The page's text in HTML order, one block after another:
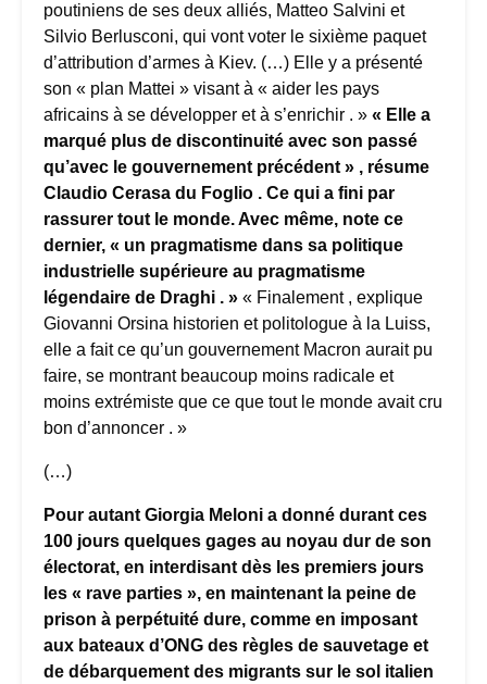
poutiniens de ses deux alliés, Matteo Salvini et
Silvio Berlusconi, qui vont voter le sixième paquet
d’attribution d’armes à Kiev. (…) Elle y a présenté
son « plan Mattei » visant à « aider les pays
africains à se développer et à s’enrichir . » « Elle a
marqué plus de discontinuité avec son passé
qu’avec le gouvernement précédent » , résume
Claudio Cerasa du Foglio . Ce qui a fini par
rassurer tout le monde. Avec même, note ce
dernier, « un pragmatisme dans sa politique
industrielle supérieure au pragmatisme
légendaire de Draghi . » « Finalement , explique
Giovanni Orsina historien et politologue à la Luiss,
elle a fait ce qu’un gouvernement Macron aurait pu
faire, se montrant beaucoup moins radicale et
moins extrémiste que ce que tout le monde avait cru
bon d’annoncer . »
(…)
Pour autant Giorgia Meloni a donné durant ces
100 jours quelques gages au noyau dur de son
électorat, en interdisant dès les premiers jours
les « rave parties », en maintenant la peine de
prison à perpétuité dure, comme en imposant
aux bateaux d’ONG des règles de sauvetage et
de débarquement des migrants sur le sol italien